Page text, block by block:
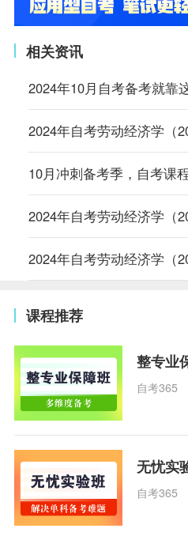
相关资讯
2024年10月自考备考就靠
2024年自考劳动经济学（
10月冲刺备考季，自考课
2024年自考劳动经济学（
2024年自考劳动经济学（
课程推荐
整专业
自考365
无忧实
自考365